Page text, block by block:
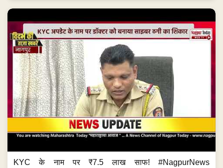
KYC के नाम पर ₹7.5 लाख साफ! #NagpurNews